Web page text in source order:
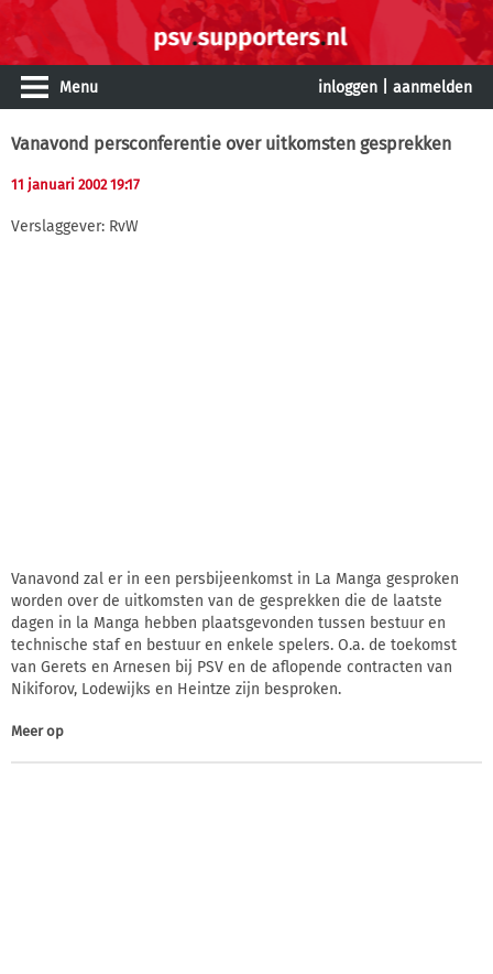
Menu inloggen aanmelden
Vanavond persconferentie over uitkomsten gesprekken
11 januari 2002 19:17
Verslaggever: RvW
Vanavond zal er in een persbijeenkomst in La Manga gesproken
worden over de uitkomsten van de gesprekken die de laatste
dagen in la Manga hebben plaatsgevonden tussen bestuur en
technische staf en bestuur en enkele spelers. O.a. de toekomst
van Gerets en Arnesen bij PSV en de aflopende contracten van
Nikiforov, Lodewijks en Heintze zijn besproken.
Meer op